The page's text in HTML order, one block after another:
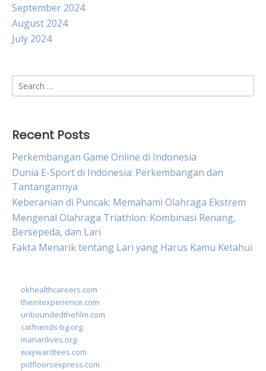
September 2024
August 2024
July 2024
Search
for:
Recent Posts
Perkembangan Game Online di Indonesia
Dunia E-Sport di Indonesia: Perkembangan dan
Tantangannya
Keberanian di Puncak: Memahami Olahraga Ekstrem
Mengenal Olahraga Triathlon: Kombinasi Renang,
Bersepeda, dan Lari
Fakta Menarik tentang Lari yang Harus Kamu Ketahui
okhealthcareers.com
theintexperience.com
unboundedthefilm.com
catfriends-bg.org
marianlives.org
waywardtees.com
pidfloorsexpress.com